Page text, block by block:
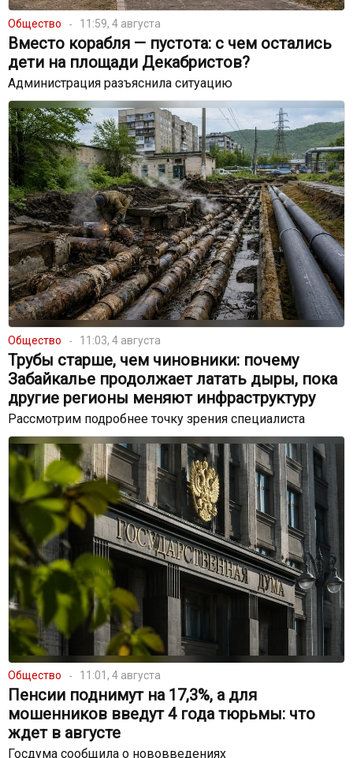
Общество 11:59, 4 августа
Вместо корабля — пустота: с чем остались
дети на площади Декабристов?
Администрация разъяснила ситуацию
Общество 11:03, 4 августа
Трубы старше, чем чиновники: почему
Забайкалье продолжает латать дыры, пока
другие регионы меняют инфраструктуру
Рассмотрим подробнее точку зрения специалиста
Общество 11:01, 4 августа
Пенсии поднимут на 17,3%, а для
мошенников введут 4 года тюрьмы: что
ждет в августе
Госдума сообщила о нововведениях